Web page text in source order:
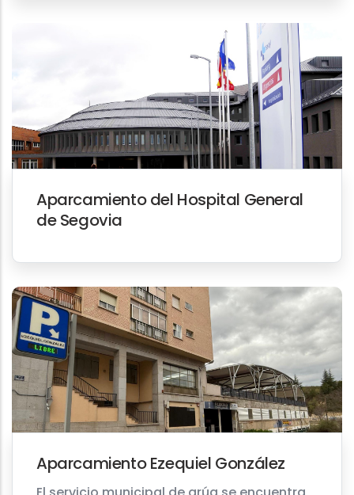
Aparcamiento del Hospital General
de Segovia
Aparcamiento Ezequiel González